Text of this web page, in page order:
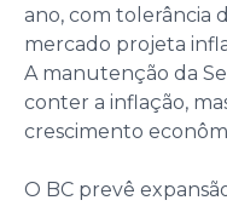
ano, com tolerância
mercado projeta
A manutenção da
conter a inflação,
crescimento
O BC prevê